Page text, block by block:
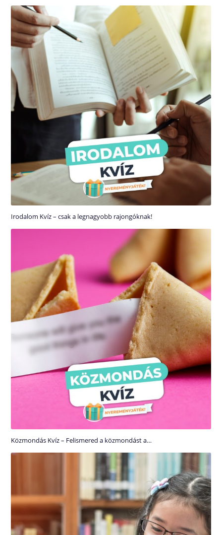
Irodalom Kvíz – csak a legnagyobb rajongóknak!
Közmondás Kvíz – Felismered a közmondást a…